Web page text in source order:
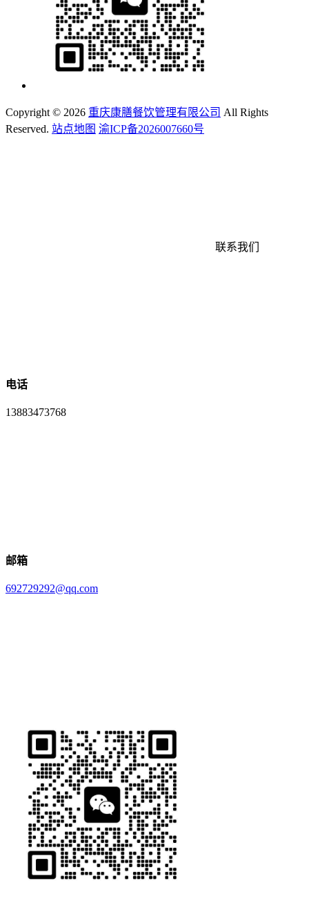
Copyright © 2026 重庆康膳餐饮管理有限公司 All Rights
Reserved. 站点地图 渝ICP备2026007660号
联系我们
电话
13883473768
邮箱
692729292@qq.com